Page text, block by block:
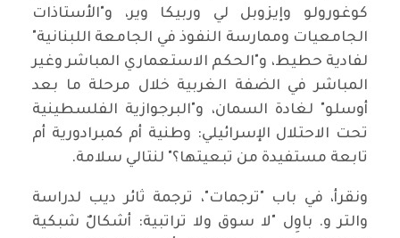
كوغورولو وإيزوبل لي وربيكا وير، و"الأستاذات
الجامعيات وممارسة النفوذ في الجامعة اللبنانية"
لفادية حطيط، و"الحكم الاستعماري المباشر وغير
المباشر في الضفة الغربية خلال مرحلة ما بعد
أوسلو" لغادة السمان، و"البرجوازية الفلسطينية
تحت الاحتلال الإسرائيلي: وطنية أم كمبرادورية أم
تابعة مستفيدة من تبعيتها؟" لنتالي سلامة.
ونقرأ، في باب "ترجمات"، ترجمة ثائر ديب لدراسة
والتر و. باوِل "لا سوق ولا تراتبية: أشكالٌ شبكية